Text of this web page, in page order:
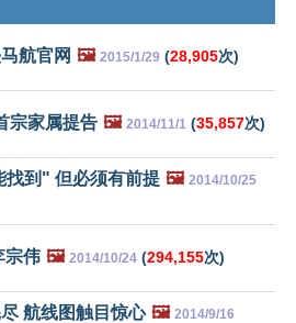
航官网 🖼️ 2015/1/29 (28,905次)
宗家属提告 🖼️ 2014/11/1 (35,857次)
找到" 但必须有前提 🖼️ 2014/10/25
宗伟 🖼️ 2014/10/24 (294,155次)
航线图触目惊心 🖼️ 2014/9/16